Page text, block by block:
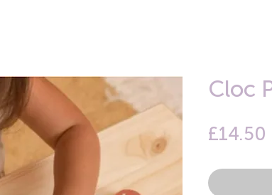
Cloc
£14.50